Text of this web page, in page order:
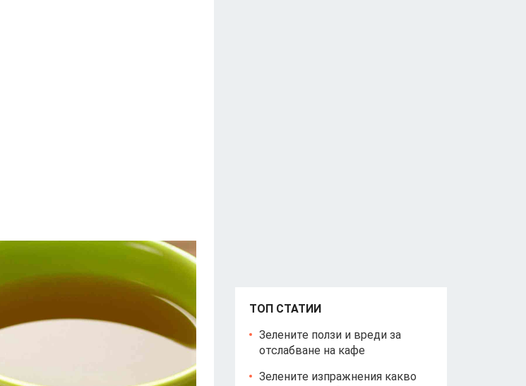
ТОП СТАТИИ
Зелените ползи и вреди за
отслабване на кафе
Зелените изпражнения какво